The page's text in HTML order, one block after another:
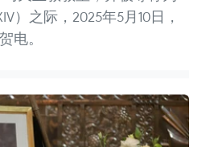
）之际，2025年5月10日，
电。